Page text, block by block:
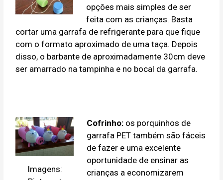
opções mais simples de ser
feita com as crianças. Basta
cortar uma garrafa de refrigerante para que fique
com o formato aproximado de uma taça. Depois
disso, o barbante de aproximadamente 30cm deve
ser amarrado na tampinha e no bocal da garrafa.
Imagens:
Cofrinho:os porquinhos de
garrafa PET também são fáceis
de fazer e uma excelente
oportunidade de ensinar as
crianças a economizarem